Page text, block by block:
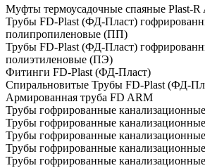
Муфты термоусадочные спаяные Plast-R
Трубы FD-Plast (ФД-Пласт)
полипропиленовые (ПП)
Трубы FD-Plast (ФД-Пласт)
полиэтиленовые (ПЭ)
Фитинги FD-Plast (ФД-Пласт)
Спиральновитые Трубы FD-Plast (ФД-
Армированная труба FD ARM
Трубы гофрированные
Трубы гофрированные
Трубы гофрированные
Трубы гофрированные
Трубы гофрированные